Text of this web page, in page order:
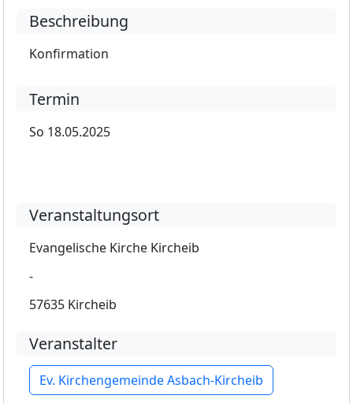
Beschreibung
Konfirmation
Termin
So 18.05.2025
Veranstaltungsort
Evangelische Kirche Kircheib
-
57635 Kircheib
Veranstalter
Ev. Kirchengemeinde Asbach-Kircheib